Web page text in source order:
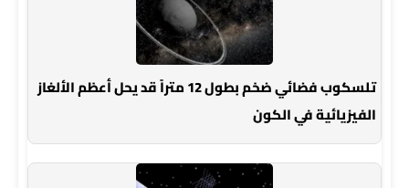
تلسكوب فضائي ضخم بطول 12 متراً قد يحل أعظم الألغاز
الفيزيائية في الكون